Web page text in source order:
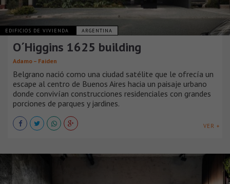
EDIFICIOS DE VIVIENDA ARGENTINA
O´Higgins 1625 building
Adamo – Faiden
Belgrano nació como una ciudad satélite que le ofrecía un
escape al centro de Buenos Aires hacia un paisaje urbano
donde convivían construcciones residenciales con grandes
porciones de parques y jardines.
VER +